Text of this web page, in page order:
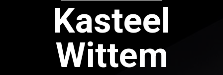
Kasteel
Wittem